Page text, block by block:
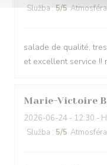
Služba : 5/5 Atmosféra
salade de qualité,
et excellent service !!
Marie-Victoire B
2026-06-24 - 12:30 -
Služba : 5/5 Atmosféra